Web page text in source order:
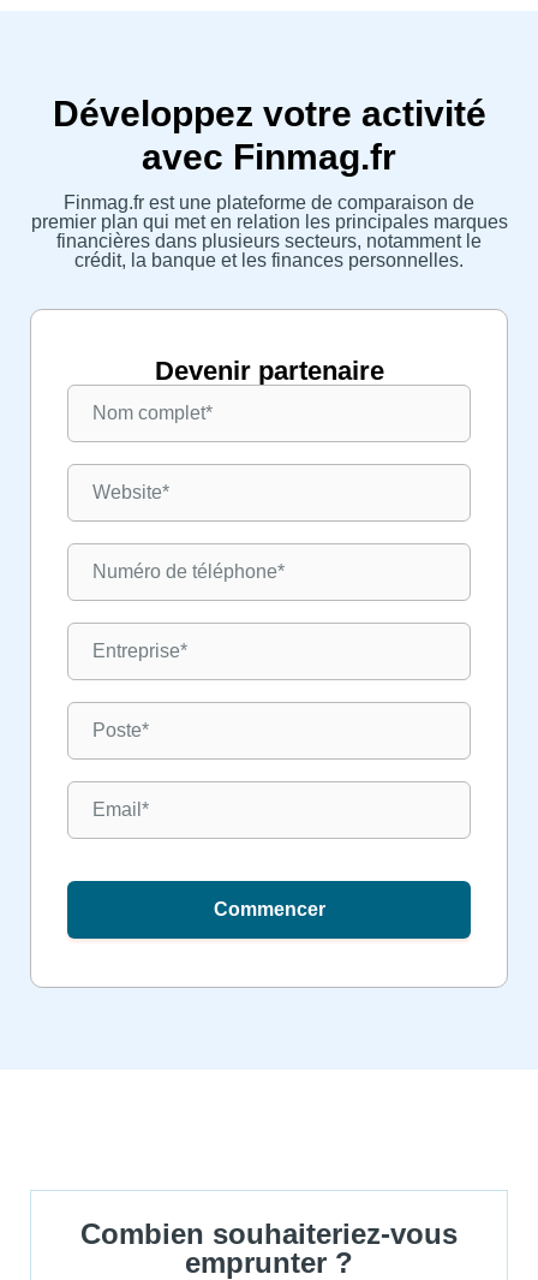
Développez votre activité
avec Finmag.fr
Finmag.fr est une plateforme de comparaison de
premier plan qui met en relation les principales marques
financières dans plusieurs secteurs, notamment le
crédit, la banque et les finances personnelles.
Devenir partenaire
Commencer
Combien souhaiteriez-vous
emprunter ?